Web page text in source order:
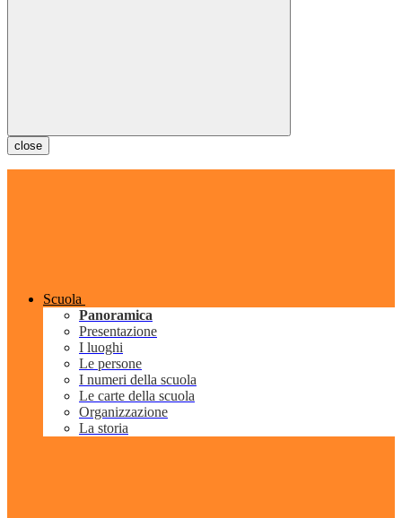
close
Scuola
Panoramica
Presentazione
I luoghi
Le persone
I numeri della scuola
Le carte della scuola
Organizzazione
La storia